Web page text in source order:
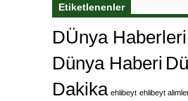
Etiketlenenler
DÜnya Haberleri
Dünya Haberi
Dakika ehlibeyt ehlibeyt